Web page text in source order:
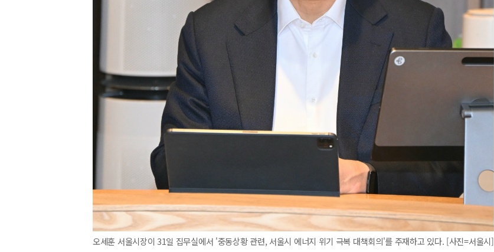
오세훈 서울시장이 31일 집무실에서 '중동상황 관련, 서울시 에너지 위기 극복 대책회의'를 주재하고 있다. [사진=서울시]